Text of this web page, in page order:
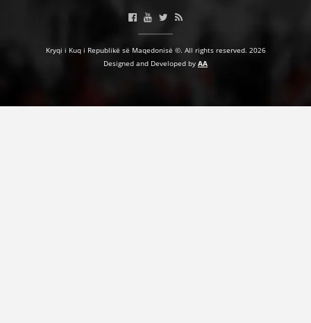
DORACAKË
MATERIAL EDUKATIVO INFORMATIV
Kryqi i Kuq i Republikë së Maqedonisë ©. All rights reserved. 2026
Designed and Developed by AA